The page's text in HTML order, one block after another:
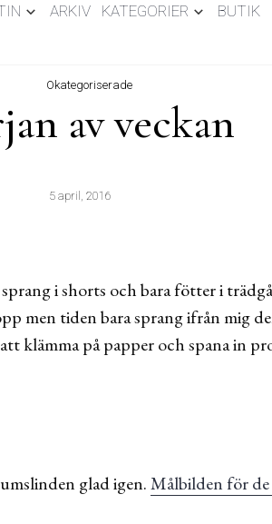
ARKIV KATEGORIER BUTIK
Okategoriserade
av veckan
5 april, 2016
i shorts och bara fötter i
men tiden bara sprang ifrån mig
klämma på papper och spana in
glad igen.Målbilden för de